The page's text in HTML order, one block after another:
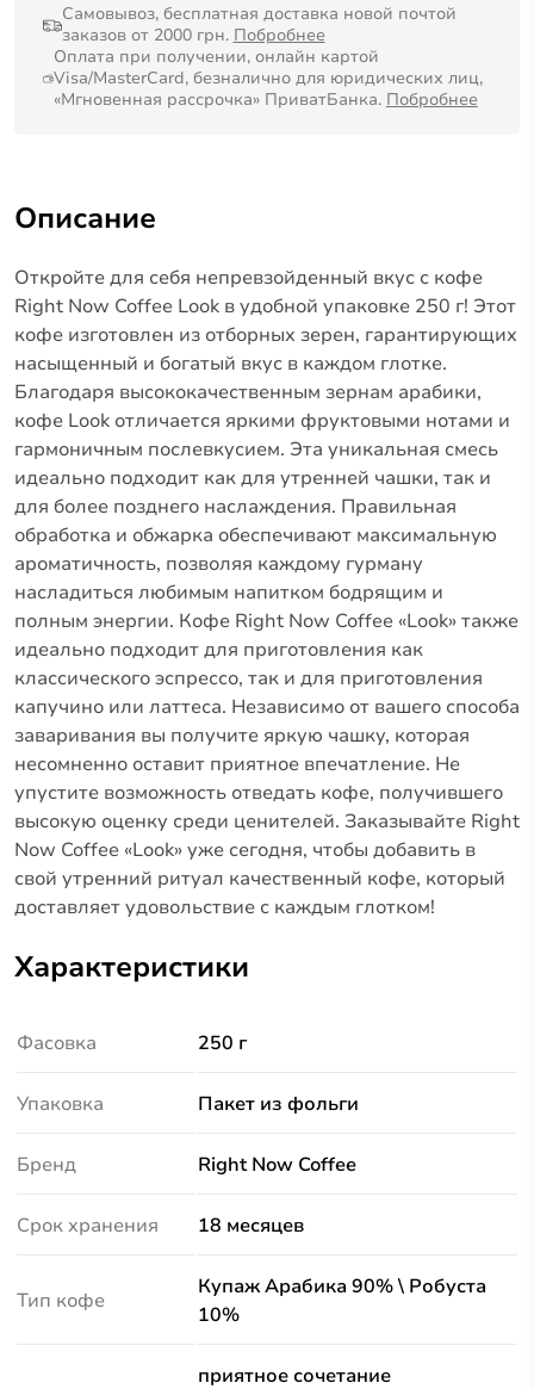
Самовывоз, бесплатная доставка новой почтой
заказов от 2000 грн. Побробнее
Оплата при получении, онлайн картой
Visa/MasterCard, безналично для юридических лиц,
«Мгновенная рассрочка» ПриватБанка. Побробнее
Описание
Откройте для себя непревзойденный вкус с кофе
Right Now Coffee Look в удобной упаковке 250 г! Этот
кофе изготовлен из отборных зерен, гарантирующих
насыщенный и богатый вкус в каждом глотке.
Благодаря высококачественным зернам арабики,
кофе Look отличается яркими фруктовыми нотами и
гармоничным послевкусием. Эта уникальная смесь
идеально подходит как для утренней чашки, так и
для более позднего наслаждения. Правильная
обработка и обжарка обеспечивают максимальную
ароматичность, позволяя каждому гурману
насладиться любимым напитком бодрящим и
полным энергии. Кофе Right Now Coffee «Look» также
идеально подходит для приготовления как
классического эспрессо, так и для приготовления
капучино или латтеса. Независимо от вашего способа
заваривания вы получите яркую чашку, которая
несомненно оставит приятное впечатление. Не
упустите возможность отведать кофе, получившего
высокую оценку среди ценителей. Заказывайте Right
Now Coffee «Look» уже сегодня, чтобы добавить в
свой утренний ритуал качественный кофе, который
доставляет удовольствие с каждым глотком!
Характеристики
Фасовка 250 г
Упаковка Пакет из фольги
Бренд Right Now Coffee
Срок хранения 18 месяцев
Тип кофе
Купаж Арабика 90% \ Робуста
10%
приятное сочетание